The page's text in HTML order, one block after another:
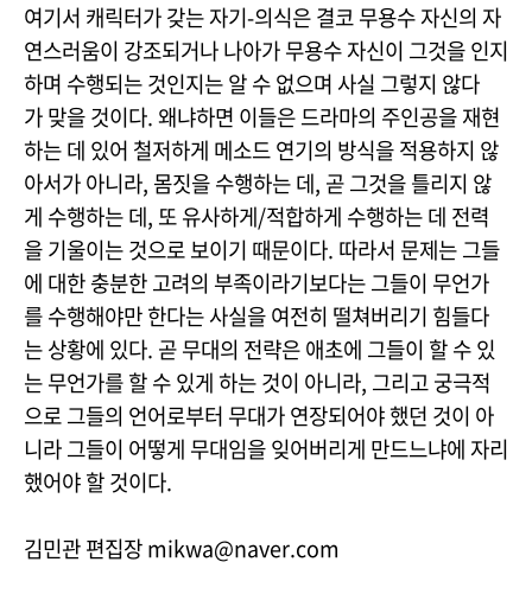
여기서 캐릭터가 갖는 자기-의식은 결코 무용수 자신의 자
연스러움이 강조되거나 나아가 무용수 자신이 그것을 인지
하며 수행되는 것인지는 알 수 없으며 사실 그렇지 않다
가 맞을 것이다. 왜냐하면 이들은 드라마의 주인공을 재현
하는 데 있어 철저하게 메소드 연기의 방식을 적용하지 않
아서가 아니라, 몸짓을 수행하는 데, 곧 그것을 틀리지 않
게 수행하는 데, 또 유사하게/적합하게 수행하는 데 전력
을 기울이는 것으로 보이기 때문이다. 따라서 문제는 그들
에 대한 충분한 고려의 부족이라기보다는 그들이 무언가
를 수행해야만 한다는 사실을 여전히 떨쳐버리기 힘들다
는 상황에 있다. 곧 무대의 전략은 애초에 그들이 할 수 있
는 무언가를 할 수 있게 하는 것이 아니라, 그리고 궁극적
으로 그들의 언어로부터 무대가 연장되어야 했던 것이 아
니라 그들이 어떻게 무대임을 잊어버리게 만드느냐에 자리
했어야 할 것이다.
김민관 편집장 mikwa@naver.com